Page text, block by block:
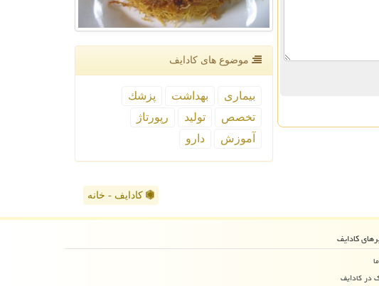
موضوع های كادایف
بیماری بهداشت
پزشك
تخصص
تولید
رپورتاژ
آموزش
دارو
کادایف - خانه
كادایف
در كادایف